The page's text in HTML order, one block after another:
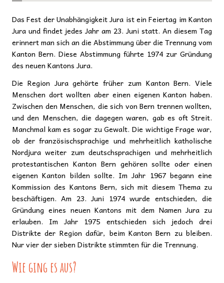
Das Fest der Unabhängigkeit Jura ist ein Feiertag im Kanton
Jura und findet jedes Jahr am 23. Juni statt. An diesem Tag
erinnert man sich an die Abstimmung über die Trennung vom
Kanton Bern. Diese Abstimmung führte 1974 zur Gründung
des neuen Kantons Jura.
Die Region Jura gehörte früher zum Kanton Bern. Viele
Menschen dort wollten aber einen eigenen Kanton haben.
Zwischen den Menschen, die sich von Bern trennen wollten,
und den Menschen, die dagegen waren, gab es oft Streit.
Manchmal kam es sogar zu Gewalt. Die wichtige Frage war,
ob der französischsprachige und mehrheitlich katholische
Nordjura weiter zum deutschsprachigen und mehrheitlich
protestantischen Kanton Bern gehören sollte oder einen
eigenen Kanton bilden sollte. Im Jahr 1967 begann eine
Kommission des Kantons Bern, sich mit diesem Thema zu
beschäftigen. Am 23. Juni 1974 wurde entschieden, die
Gründung eines neuen Kantons mit dem Namen Jura zu
erlauben. Im Jahr 1975 entschieden sich jedoch drei
Distrikte der Region dafür, beim Kanton Bern zu bleiben.
Nur vier der sieben Distrikte stimmten für die Trennung.
Wie ging es aus?